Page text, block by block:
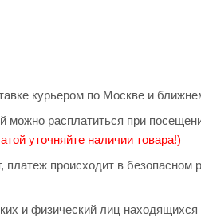
курьером по Москве и
можно расплатиться при
уточняйте наличии товара!)
платеж происходит в
и физический лиц